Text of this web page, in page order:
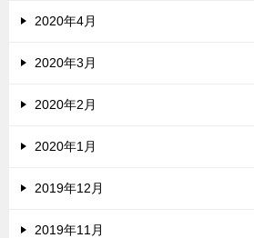
2020年4月
2020年3月
2020年2月
2020年1月
2019年12月
2019年11月